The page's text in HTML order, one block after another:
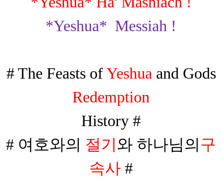
*Yeshua* Messiah !
# The Feasts ofYeshua and Gods
Redemption
History #
# 여호와의 절기 와 하나님의구
속사 #